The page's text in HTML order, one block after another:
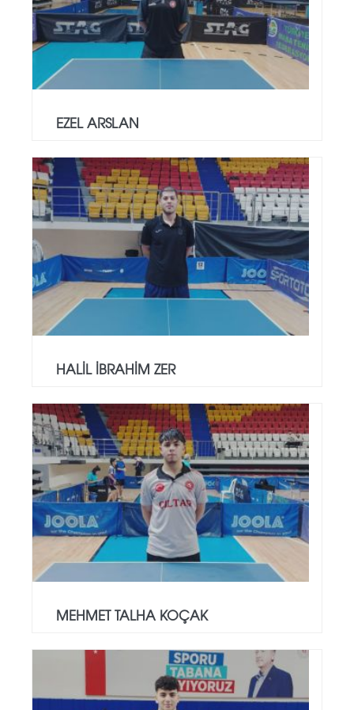
EZEL ARSLAN
HALİL İBRAHİM ZER
MEHMET TALHA KOÇAK